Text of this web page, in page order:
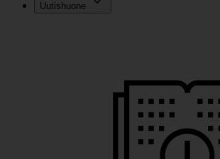
Uutishuone